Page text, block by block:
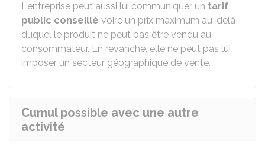
L'entreprise peut aussi lui communiquer un tarif
public conseillé voire un prix maximum au-delà
duquel le produit ne peut pas être vendu au
consommateur. En revanche, elle ne peut pas lui
imposer un secteur géographique de vente.
Cumul possible avec une autre
activité